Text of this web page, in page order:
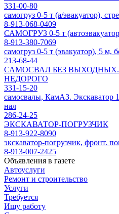
331-00-80
самогруз 0-5 т (а/эвакуатор),
8-913-068-0409
САМОГРУЗ 0-5 т
8-913-380-7069
самогруз 0-5 т (эвакуатор), 5 м,
213-68-44
САМОСВАЛ БЕЗ
НЕДОРОГО
331-15-20
самосвалы, КамАЗ. Экскаватор
нал
286-24-25
ЭКСКАВАТОР-ПОГРУЗЧИК
8-913-922-8090
экскаватор-погрузчик, фронт.
8-913-007-2425
Объявления в газете
Автоуслуги
Ремонт и строительство
Услуги
Требуется
Ищу работу